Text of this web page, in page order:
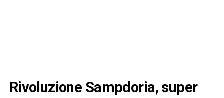
Rivoluzione Sampdoria, super